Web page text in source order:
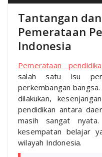
Tantangan
Pemerataan
Indonesia
Pemerataan
salah satu isu
perkembangan
dilakukan,
pendidikan antara
masih sangat
kesempatan belajar
wilayah Indonesia.